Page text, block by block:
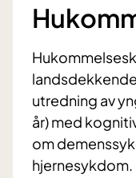
utredning av
år) med
om
hjernesykdom.